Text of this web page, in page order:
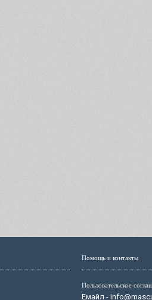
Помощь и контакты
Пользовательское
Емайл -